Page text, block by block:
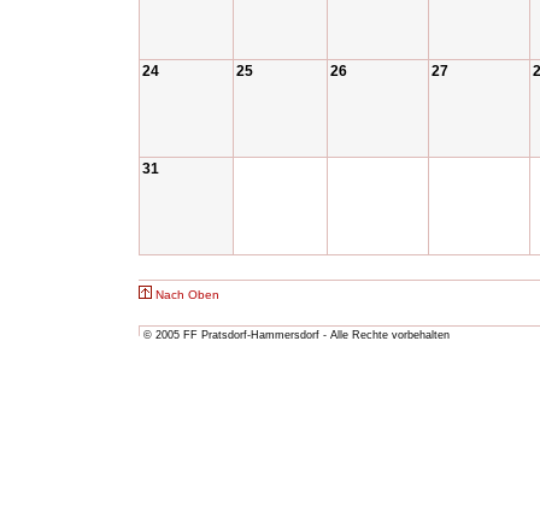
24 25 26 27
31
Nach Oben
© 2005 FF Pratsdorf-Hammersdorf - Alle Rechte vorbehalten